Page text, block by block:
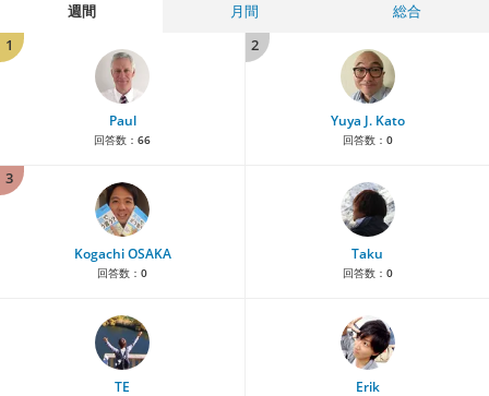
週間 月間
総合
1
Paul
回答数： 66
2
Yuya J. Kato
回答数： 0
3
Kogachi OSAKA
回答数： 0
Taku
回答数： 0
TE Erik